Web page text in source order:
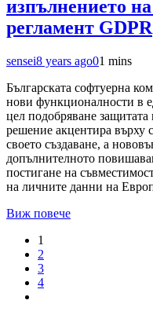
изпълнението
регламент GDPR
sensei8 years ago01 mins
Българската софтуерна
нови функционалности в
цел подобряване
решение акцентира върху
своето създаване, а
допълнителното
постигане на
на личните данни на
Виж повече
1
2
3
4